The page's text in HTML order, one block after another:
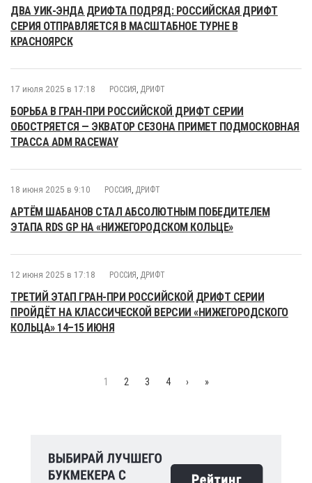
ДВА УИК-ЭНДА ДРИФТА ПОДРЯД: РОССИЙСКАЯ ДРИФТ
СЕРИЯ ОТПРАВЛЯЕТСЯ В МАСШТАБНОЕ ТУРНЕ В
КРАСНОЯРСК
17 июля 2025 в 17:18 РОССИЯ , ДРИФТ
БОРЬБА В ГРАН-ПРИ РОССИЙСКОЙ ДРИФТ СЕРИИ
ОБОСТРЯЕТСЯ — ЭКВАТОР СЕЗОНА ПРИМЕТ ПОДМОСКОВНАЯ
ТРАССА ADM RACEWAY
18 июня 2025 в 9:10 РОССИЯ , ДРИФТ
АРТЁМ ШАБАНОВ СТАЛ АБСОЛЮТНЫМ ПОБЕДИТЕЛЕМ
ЭТАПА RDS GP НА «НИЖЕГОРОДСКОМ КОЛЬЦЕ»
12 июня 2025 в 17:18 РОССИЯ , ДРИФТ
ТРЕТИЙ ЭТАП ГРАН-ПРИ РОССИЙСКОЙ ДРИФТ СЕРИИ
ПРОЙДЁТ НА КЛАССИЧЕСКОЙ ВЕРСИИ «НИЖЕГОРОДСКОГО
КОЛЬЦА» 14–15 ИЮНЯ
1 2 3 4 › »